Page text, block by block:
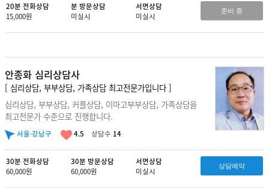
20분 전화상담
15,000원
분 방문상담
미실시
서면상담
미실시
준비 중
안종화 심리상담사
[ 심리상담, 부부상담, 가족상담 최고전문가입니다 ]
심리상담, 부부상담, 커플상담, 이마고부부상담, 가족상담을
최고전문가 수준으로 진행합니다.
서울·강남구 4.5 상담수 14
30분 전화상담
60,000원
30분 방문상담
60,000원
서면상담
미실시
상담예약